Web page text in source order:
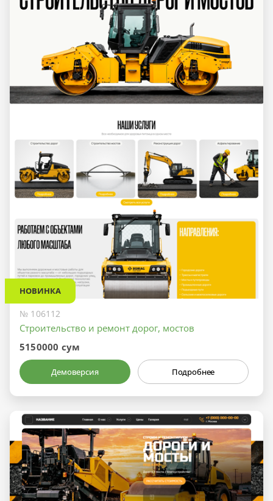
НОВИНКА
№ 106112
Строительство и ремонт дорог, мостов
5150000 сум
Демоверсия Подробнее